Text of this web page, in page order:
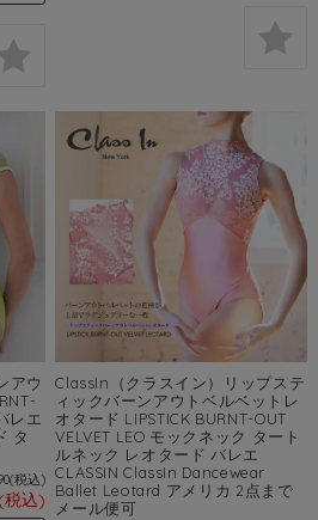
アウ
レエ
タ
(税込)
(税込)
ClassIn（クラスイン）リップステ
ィックバーンアウトベルベットレ
オタード LIPSTICK BURNT-OUT
VELVET LEO モックネック タート
ルネック レオタード バレエ
CLASSIN ClassIn Dancewear
Ballet Leotard アメリカ 2点まで
メール便可